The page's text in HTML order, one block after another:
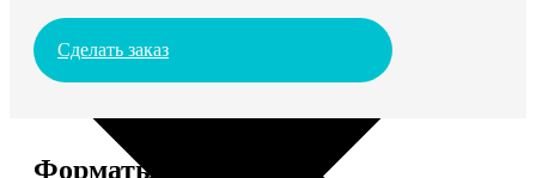
Сделать заказ
Форматы и цены